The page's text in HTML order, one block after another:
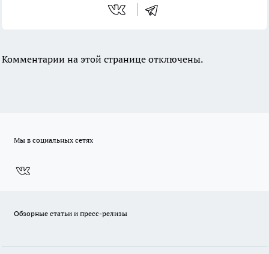
Комментарии на этой странице отключены.
Мы в социальных сетях
Обзорные статьи и пресс-релизы